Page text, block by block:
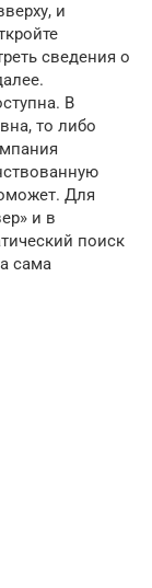
и
сведения о
В
то либо
Для
и в
поиск
сама